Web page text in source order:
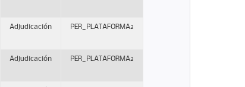
Adjudicación PER_PLATAFORMA2
Adjudicación PER_PLATAFORMA2